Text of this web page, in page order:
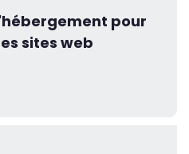
pour
sites web